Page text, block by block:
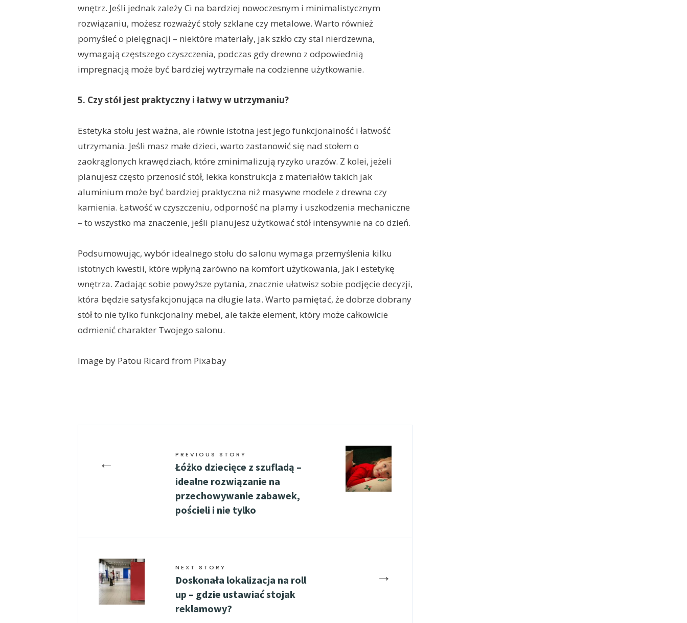
wnętrz. Jeśli jednak zależy Ci na bardziej nowoczesnym i minimalistycznym
rozwiązaniu, możesz rozważyć stoły szklane czy metalowe. Warto również
pomyśleć o pielęgnacji – niektóre materiały, jak szkło czy stal nierdzewna,
wymagają częstszego czyszczenia, podczas gdy drewno z odpowiednią
impregnacją może być bardziej wytrzymałe na codzienne użytkowanie.
5. Czy stół jest praktyczny i łatwy w utrzymaniu?
Estetyka stołu jest ważna, ale równie istotna jest jego funkcjonalność i łatwość
utrzymania. Jeśli masz małe dzieci, warto zastanowić się nad stołem o
zaokrąglonych krawędziach, które zminimalizują ryzyko urazów. Z kolei, jeżeli
planujesz często przenosić stół, lekka konstrukcja z materiałów takich jak
aluminium może być bardziej praktyczna niż masywne modele z drewna czy
kamienia. Łatwość w czyszczeniu, odporność na plamy i uszkodzenia mechaniczne
– to wszystko ma znaczenie, jeśli planujesz użytkować stół intensywnie na co dzień.
Podsumowując, wybór idealnego stołu do salonu wymaga przemyślenia kilku
istotnych kwestii, które wpłyną zarówno na komfort użytkowania, jak i estetykę
wnętrza. Zadając sobie powyższe pytania, znacznie ułatwisz sobie podjęcie decyzji,
która będzie satysfakcjonująca na długie lata. Warto pamiętać, że dobrze dobrany
stół to nie tylko funkcjonalny mebel, ale także element, który może całkowicie
odmienić charakter Twojego salonu.
Image by Patou Ricard from Pixabay
← PREVIOUS STORY
Łóżko dziecięce z szufladą –
idealne rozwiązanie na
przechowywanie zabawek,
pościeli i nie tylko
→
NEXT STORY
Doskonała lokalizacja na roll
up – gdzie ustawiać stojak
reklamowy?